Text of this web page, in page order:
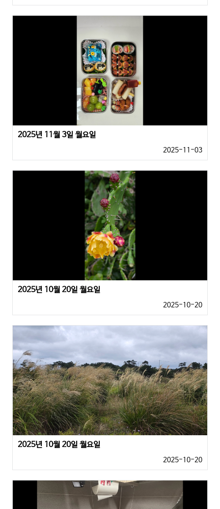
2025년 11월 3일 월요일
2025-11-03
2025년 10월 20일 월요일
2025-10-20
2025년 10월 20일 월요일
2025-10-20